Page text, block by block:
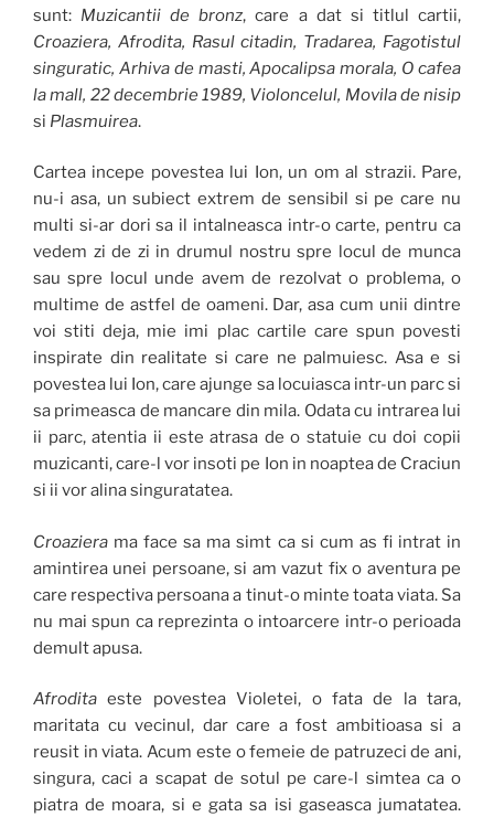
sunt: Muzicantii de bronz, care a dat si titlul cartii,
Croaziera, Afrodita, Rasul citadin, Tradarea, Fagotistul
singuratic, Arhiva de masti, Apocalipsa morala, O cafea
la mall, 22 decembrie 1989, Violoncelul, Movila de nisip
si Plasmuirea.
Cartea incepe povestea lui Ion, un om al strazii. Pare,
nu-i asa, un subiect extrem de sensibil si pe care nu
multi si-ar dori sa il intalneasca intr-o carte, pentru ca
vedem zi de zi in drumul nostru spre locul de munca
sau spre locul unde avem de rezolvat o problema, o
multime de astfel de oameni. Dar, asa cum unii dintre
voi stiti deja, mie imi plac cartile care spun povesti
inspirate din realitate si care ne palmuiesc. Asa e si
povestea lui Ion, care ajunge sa locuiasca intr-un parc si
sa primeasca de mancare din mila. Odata cu intrarea lui
ii parc, atentia ii este atrasa de o statuie cu doi copii
muzicanti, care-l vor insoti pe Ion in noaptea de Craciun
si ii vor alina singuratatea.
Croaziera ma face sa ma simt ca si cum as fi intrat in
amintirea unei persoane, si am vazut fix o aventura pe
care respectiva persoana a tinut-o minte toata viata. Sa
nu mai spun ca reprezinta o intoarcere intr-o perioada
demult apusa.
Afrodita este povestea Violetei, o fata de la tara,
maritata cu vecinul, dar care a fost ambitioasa si a
reusit in viata. Acum este o femeie de patruzeci de ani,
singura, caci a scapat de sotul pe care-l simtea ca o
piatra de moara, si e gata sa isi gaseasca jumatatea.